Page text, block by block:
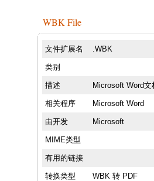
WBK File
文件扩展名 .WBK
类别
描述 Microsoft Word文
相关程序 Microsoft Word
由开发 Microsoft
MIME类型
有用的链接
转换类型 WBK 转 PDF